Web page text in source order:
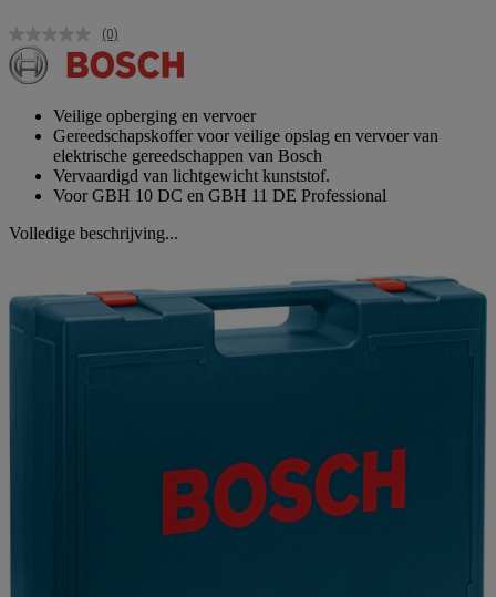
Geen
scorewaarde.
Dezelfde
(0)
Veilige opberging en vervoer
Gereedschapskoffer voor veilige opslag en vervoer van
elektrische gereedschappen van Bosch
Vervaardigd van lichtgewicht kunststof.
Voor GBH 10 DC en GBH 11 DE Professional
Volledige beschrijving...